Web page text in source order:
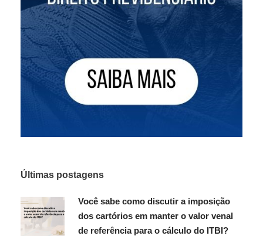
Últimas postagens
Você sabe como discutir a imposição
dos cartórios em manter o valor venal
de referência para o cálculo do ITBI?